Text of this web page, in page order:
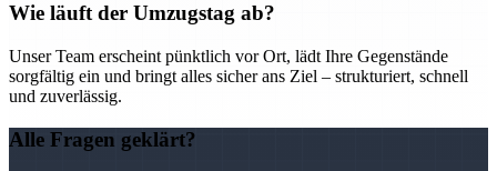
Wie läuft der Umzugstag ab?
Unser Team erscheint pünktlich vor Ort, lädt Ihre Gegenstände
sorgfältig ein und bringt alles sicher ans Ziel – strukturiert, schnell
und zuverlässig.
Alle Fragen geklärt?